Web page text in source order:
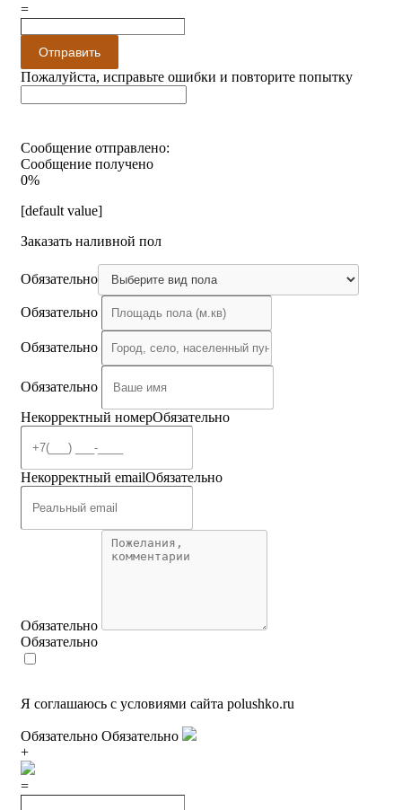
=
Отправить
Пожалуйста, исправьте ошибки и повторите попытку
Сообщение отправлено:
Сообщение получено
0%
[default value]
Заказать наливной пол
Обязательно
Обязательно
Обязательно
Обязательно
Некорректный номерОбязательно
Некорректный emailОбязательно
Обязательно
Обязательно
Я соглашаюсь с условиями сайта polushko.ru
Обязательно Обязательно
+
=